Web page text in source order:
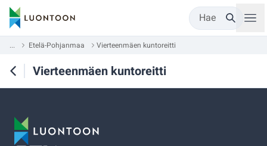
Hae
... Etelä-Pohjanmaa Vierteenmäen kuntoreitti
Vierteenmäen kuntoreitti